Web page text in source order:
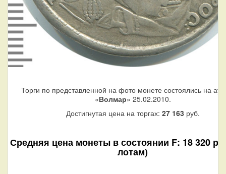
Торги по представленной на фото монете состоялись на
«Волмар» 25.02.2010.
Достигнутая цена на торгах: 27 163 руб.
Средняя цена монеты в состоянии F: 18 320
лотам)